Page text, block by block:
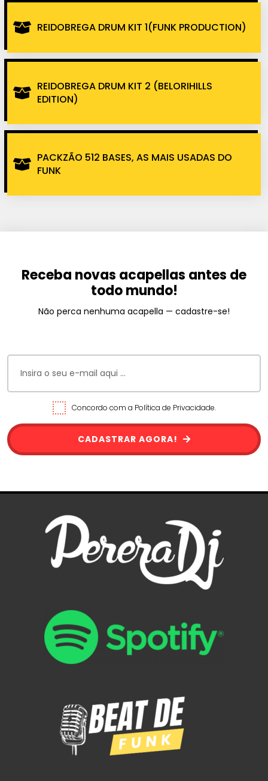
REIDOBREGA DRUM KIT 1(FUNK PRODUCTION)
REIDOBREGA DRUM KIT 2 (BELORIHILLS
EDITION)
PACKZÃO 512 BASES, AS MAIS USADAS DO
FUNK
Receba novas acapellas antes de
todo mundo!
Não perca nenhuma acapella — cadastre-se!
Concordo com a Política de Privacidade.
CADASTRAR AGORA!